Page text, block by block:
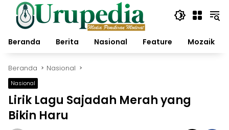
Langsung
konten
Beranda
Berita Nasional Feature Mozaik
Beranda Nasional
Nasional
Lirik Lagu Sajadah Merah yang
Bikin Haru